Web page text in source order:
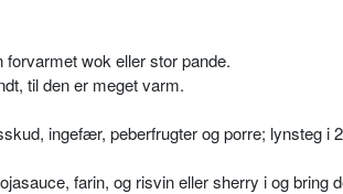
forvarmet wok eller stor pande.
til den er meget varm.
ingefær, peberfrugter og porre; lynsteg i
farin, og risvin eller sherry i og bring